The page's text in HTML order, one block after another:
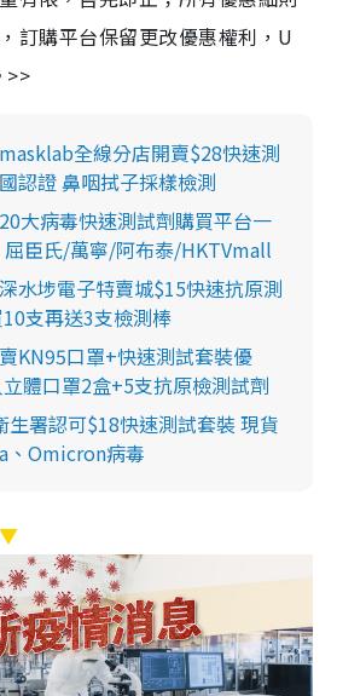
訂購平台保留更改優惠權利，U
>>
全線分店開賣$28快速測
認證 鼻咽拭子採樣檢測
大病毒快速測試劑購買平台一
臣氏/萬寧/阿布泰/HKTVmall
水埗電子特賣城$15快速抗原測
支再送3支檢測棒
KN95口罩+快速測試套裝優
體口罩2盒+5支抗原檢測試劑
生署認可$18快速測試套裝 現貨
、Omicron病毒
▼